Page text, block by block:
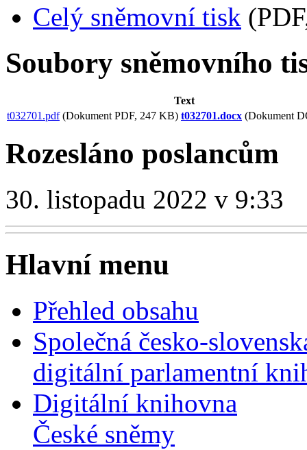
Celý sněmovní tisk
Soubory sněmovního
Text
t032701.pdf(Dokument PDF, 247 KB) t032701.docx (Dokument
Rozesláno poslancům
30. listopadu 2022 v 9:33
Hlavní menu
Přehled obsahu
Společná česko-
digitální parlamentní
Digitální knihovna
České sněmy